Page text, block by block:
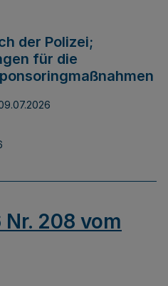
der Polizei;
für die
208 vom